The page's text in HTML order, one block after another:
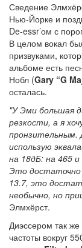
Сведение
Нью-Йорке и
De-essr’ом с
В целом вокал
призвуками,
альбоме есть
Нобл (Gary “G
осталась.
"У Эми большая
резкости, а я
пронзительным.
использую
на 18дБ: на 465
Это достаточно
13.7, это
необычно, но
Элмхёрст.
Диэссером так
частоты вокруг